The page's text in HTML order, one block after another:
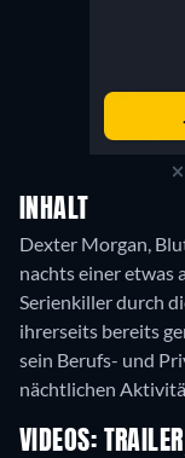
INHALT
Dexter Morgan,
nachts einer etwas
Serienkiller durch
ihrerseits bereits
sein Berufs- und
nächtlichen
VIDEOS: